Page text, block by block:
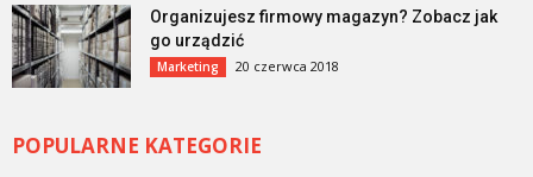
Organizujesz firmowy magazyn? Zobacz jak
go urządzić
Marketing 20 czerwca 2018
POPULARNE KATEGORIE